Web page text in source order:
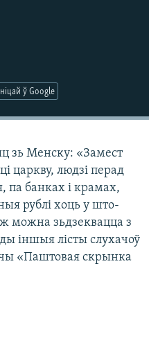
ў Google
зь Менску: «Замест
царкву, людзі перад
па банках і крамах,
рублі хоць у што-
можна зьдзеквацца з
іншыя лісты слухачоў
«Паштовая скрынка